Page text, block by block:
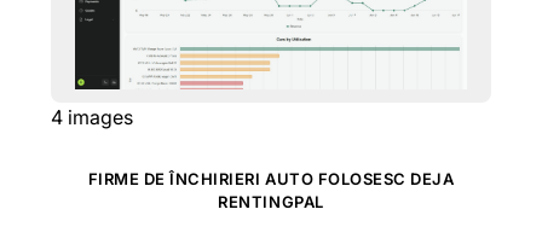
4 images
FIRME DE ÎNCHIRIERI AUTO FOLOSESC DEJA
RENTINGPAL